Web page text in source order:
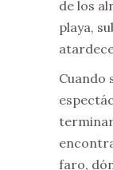
de los
playa,
Cuando
faro,